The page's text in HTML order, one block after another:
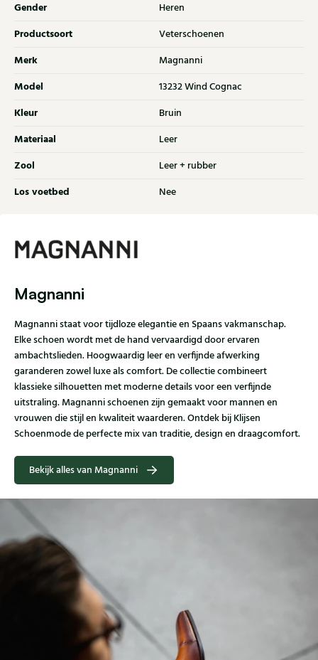
Gender Heren
Productsoort Veterschoenen
Merk Magnanni
Model 13232 Wind Cognac
Kleur Bruin
Materiaal Leer
Zool Leer + rubber
Los voetbed Nee
Magnanni
Magnanni staat voor tijdloze elegantie en Spaans vakmanschap.
Elke schoen wordt met de hand vervaardigd door ervaren
ambachtslieden. Hoogwaardig leer en verfijnde afwerking
garanderen zowel luxe als comfort. De collectie combineert
klassieke silhouetten met moderne details voor een verfijnde
uitstraling. Magnanni schoenen zijn gemaakt voor mannen en
vrouwen die stijl en kwaliteit waarderen. Ontdek bij Klijsen
Schoenmode de perfecte mix van traditie, design en draagcomfort.
Bekijk alles van Magnanni